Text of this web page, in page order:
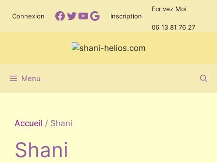
contenu
Connexion Facebook
Twitter
YouTube
Google
Inscription
Ecrivez Moi
06 13 81 76 27
Menu
Accueil / Shani
Shani